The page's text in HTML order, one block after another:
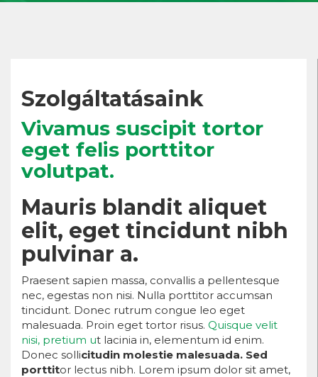
Szolgáltatásaink
Vivamus suscipit tortor
eget felis porttitor
volutpat.
Mauris blandit aliquet
elit, eget tincidunt nibh
pulvinar a.
Praesent sapien massa, convallis a pellentesque
nec, egestas non nisi. Nulla porttitor accumsan
tincidunt. Donec rutrum congue leo eget
malesuada. Proin eget tortor risus. Quisque velit
nisi, pretium ut lacinia in, elementum id enim.
Donec sollicitudin molestie malesuada. Sed
porttitor lectus nibh. Lorem ipsum dolor sit amet,